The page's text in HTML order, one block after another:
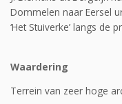
Dommelen naar Eersel
‘Het Stuiverke’ langs de
Waardering
Terrein van zeer hoge